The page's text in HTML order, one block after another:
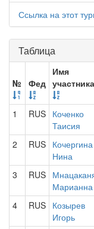
Ссылка на этот
Таблица
№ Фед
Имя
участника
1
RUS Коченко
Таисия
2 RUS Кочергина
Нина
3 RUS
Марианна
4 RUS Козырев
Игорь